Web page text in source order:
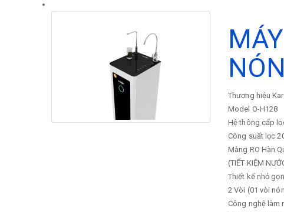
Thương hiệu
Model O-H128
Hệ thông cấp
Công suất lọc
Màng RO Hàn
(TIẾT KIỆM
Thiết kế nhỏ
2 Vòi (01 vòi
Công nghệ làm